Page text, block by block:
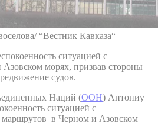
“Вестник Кавказа“
ситуацией с
морях, призвав стороны
судов.
Наций (ООН) Антониу
ситуацией с
маршрутов в Черном и Азовском